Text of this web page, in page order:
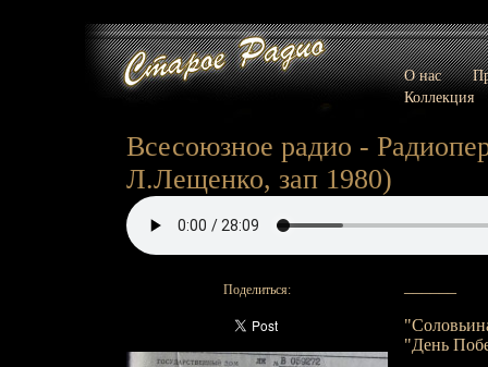
О нас
Коллекция
Всесоюзное радио -
Л.Лещенко, зап 1980)
Поделиться:
"День